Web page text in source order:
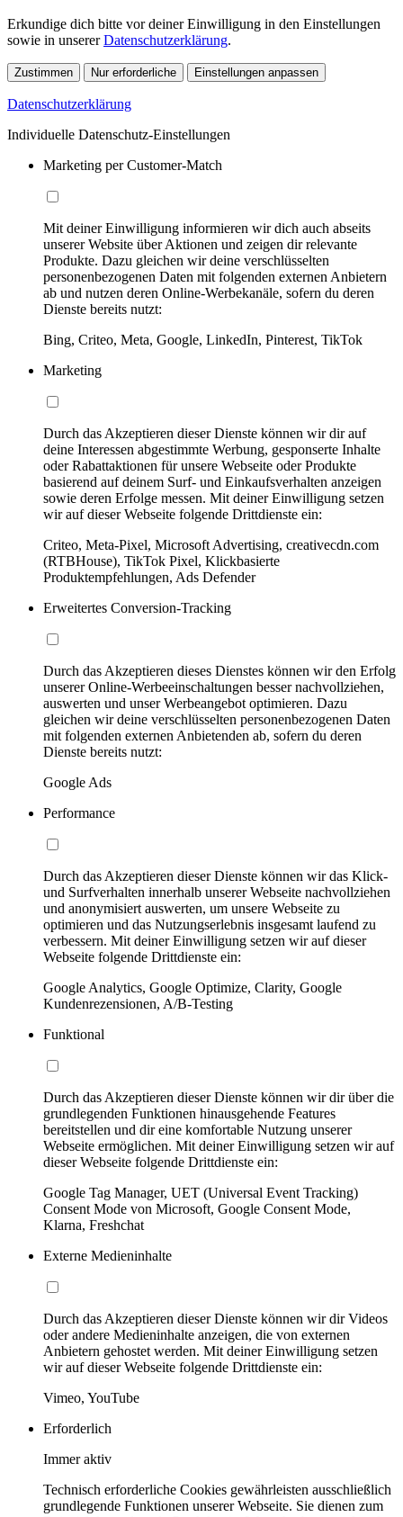
Erkundige dich bitte vor deiner Einwilligung in den Einstellungen
sowie in unsererDatenschutzerklärung.
Zustimmen Nur erforderliche Einstellungen anpassen
Datenschutzerklärung
Individuelle Datenschutz-Einstellungen
Marketing per Customer-Match
Mit deiner Einwilligung informieren wir dich auch abseits
unserer Website über Aktionen und zeigen dir relevante
Produkte. Dazu gleichen wir deine verschlüsselten
personenbezogenen Daten mit folgenden externen Anbietern
ab und nutzen deren Online-Werbekanäle, sofern du deren
Dienste bereits nutzt:
Bing, Criteo, Meta, Google, LinkedIn, Pinterest, TikTok
Marketing
Durch das Akzeptieren dieser Dienste können wir dir auf
deine Interessen abgestimmte Werbung, gesponserte Inhalte
oder Rabattaktionen für unsere Webseite oder Produkte
basierend auf deinem Surf- und Einkaufsverhalten anzeigen
sowie deren Erfolge messen. Mit deiner Einwilligung setzen
wir auf dieser Webseite folgende Drittdienste ein:
Criteo, Meta-Pixel, Microsoft Advertising, creativecdn.com
(RTBHouse), TikTok Pixel, Klickbasierte
Produktempfehlungen, Ads Defender
Erweitertes Conversion-Tracking
Durch das Akzeptieren dieses Dienstes können wir den Erfolg
unserer Online-Werbeeinschaltungen besser nachvollziehen,
auswerten und unser Werbeangebot optimieren. Dazu
gleichen wir deine verschlüsselten personenbezogenen Daten
mit folgenden externen Anbietenden ab, sofern du deren
Dienste bereits nutzt:
Google Ads
Performance
Durch das Akzeptieren dieser Dienste können wir das Klick-
und Surfverhalten innerhalb unserer Webseite nachvollziehen
und anonymisiert auswerten, um unsere Webseite zu
optimieren und das Nutzungserlebnis insgesamt laufend zu
verbessern. Mit deiner Einwilligung setzen wir auf dieser
Webseite folgende Drittdienste ein:
Google Analytics, Google Optimize, Clarity, Google
Kundenrezensionen, A/B-Testing
Funktional
Durch das Akzeptieren dieser Dienste können wir dir über die
grundlegenden Funktionen hinausgehende Features
bereitstellen und dir eine komfortable Nutzung unserer
Webseite ermöglichen. Mit deiner Einwilligung setzen wir auf
dieser Webseite folgende Drittdienste ein:
Google Tag Manager, UET (Universal Event Tracking)
Consent Mode von Microsoft, Google Consent Mode,
Klarna, Freshchat
Externe Medieninhalte
Durch das Akzeptieren dieser Dienste können wir dir Videos
oder andere Medieninhalte anzeigen, die von externen
Anbietern gehostet werden. Mit deiner Einwilligung setzen
wir auf dieser Webseite folgende Drittdienste ein:
Vimeo, YouTube
Erforderlich
Immer aktiv
Technisch erforderliche Cookies gewährleisten ausschließlich
grundlegende Funktionen unserer Webseite. Sie dienen zum